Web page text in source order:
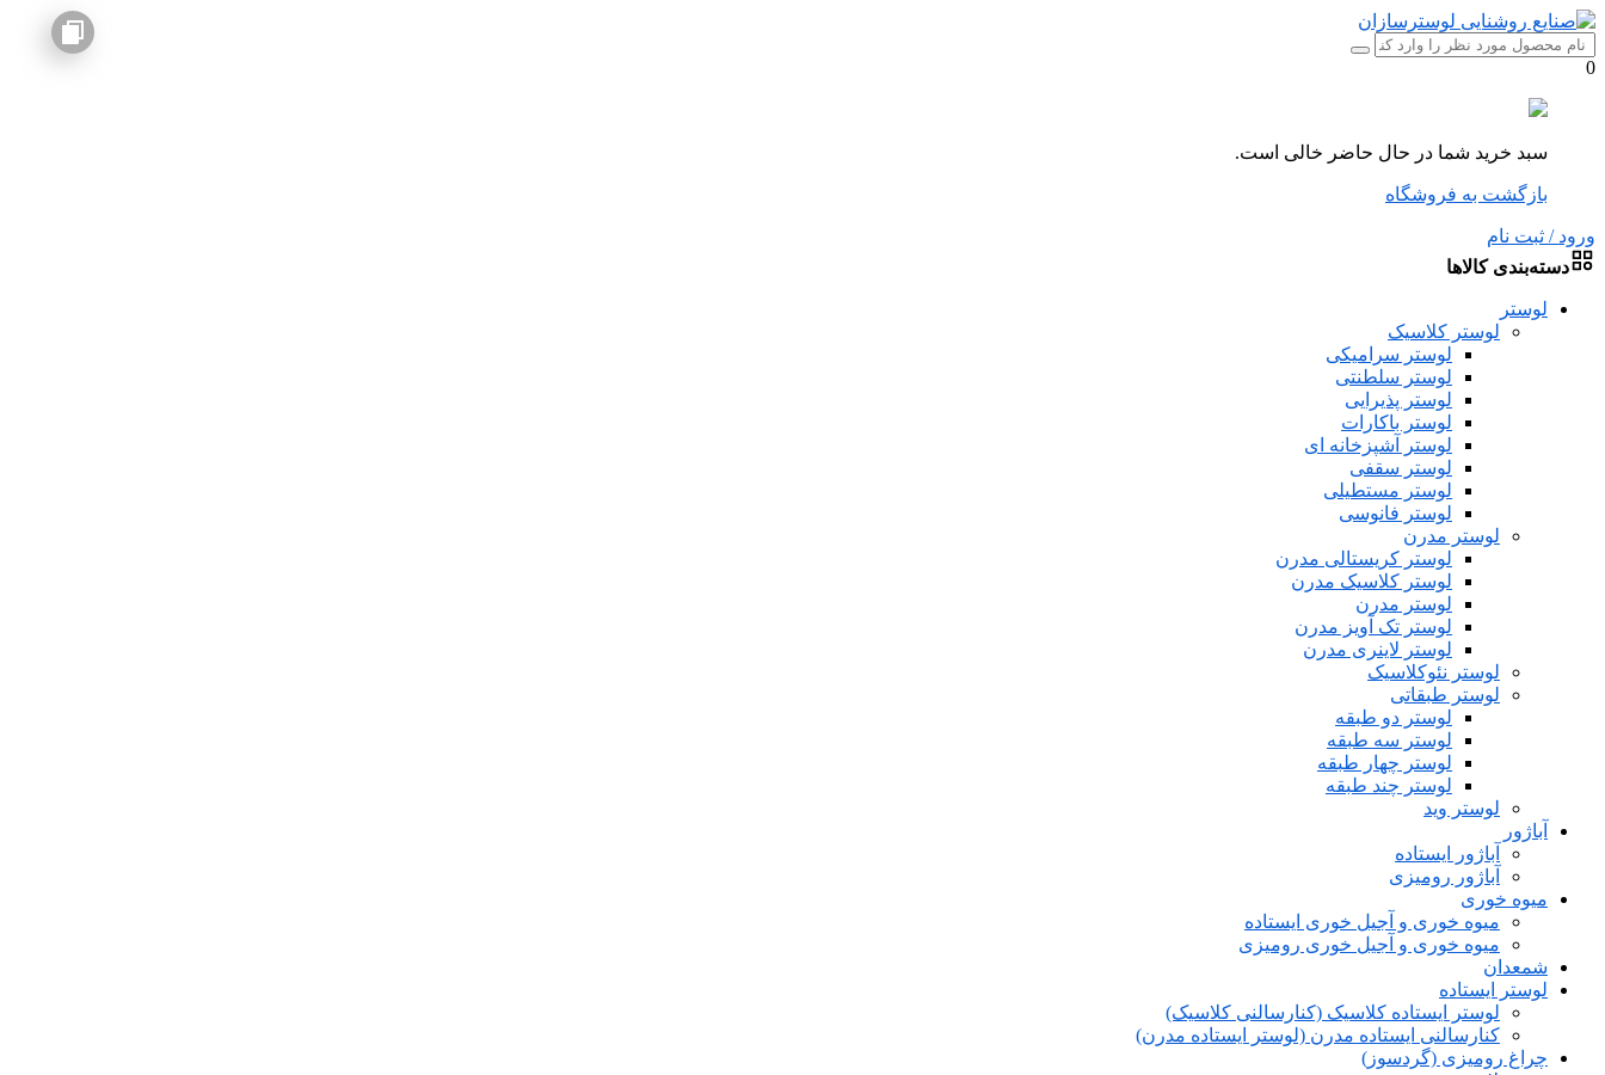
0
سبد خرید شما در حال حاضر خالی است.
بازگشت به فروشگاه
ورود / ثبت نام
دسته‌بندی کالاها
لوستر
لوستر کلاسیک
لوستر سرامیکی
لوستر سلطنتی
لوستر پذیرایی
لوستر باکارات
لوستر آشپزخانه ای
لوستر سقفی
لوستر مستطیلی
لوستر فانوسی
لوستر مدرن
لوستر کریستالی مدرن
لوستر کلاسیک مدرن
لوستر مدرن
لوستر تک آویز مدرن
لوستر لاینری مدرن
لوستر نئوکلاسیک
لوستر طبقاتی
لوستر دو طبقه
لوستر سه طبقه
لوستر چهار طبقه
لوستر چند طبقه
لوستر وید
آباژور
آباژور ایستاده
آباژور رومیزی
میوه خوری
میوه خوری و آجیل خوری ایستاده
میوه خوری و آجیل خوری رومیزی
شمعدان
لوستر ایستاده
لوستر ایستاده کلاسیک (کنارسالنی کلاسیک)
کنارسالنی ایستاده مدرن (لوستر ایستاده مدرن)
چراغ رومیزی (گردسوز)